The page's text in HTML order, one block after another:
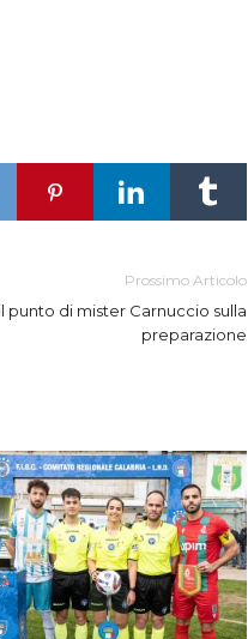
Prossimo Articolo
punto di mister Carnuccio sulla
preparazione